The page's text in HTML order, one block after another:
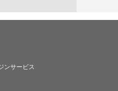
ンサービス